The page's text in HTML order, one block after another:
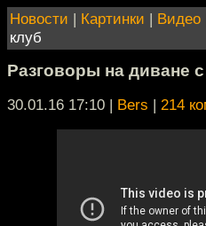
Новости | Картинки | Видео
клуб
Разговоры на
30.01.16 17:10 | Bers | 214